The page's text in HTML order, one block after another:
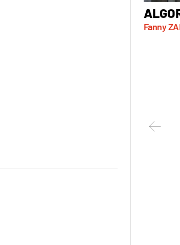
Fanny